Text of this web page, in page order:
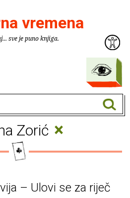
vremena
sve je puno knjiga.
Zorić ×
– Ulovi se za riječ